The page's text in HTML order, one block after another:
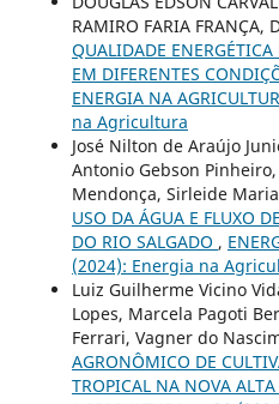
RAMIRO FARIA FRANÇA,
QUALIDADE
EM DIFERENTES
ENERGIA NA
na Agricultura
José Nilton de Araújo
Antonio Gebson
Mendonça, Sirleide
USO DA ÁGUA E FLUXO
DO RIO SALGADO ,
(2024): Energia na
Luiz Guilherme Vicino
Lopes, Marcela Pagoti
Ferrari, Vagner do
AGRONÔMICO DE
TROPICAL NA NOVA